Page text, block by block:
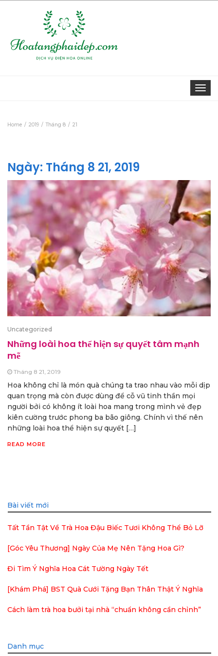
Home 2019 Tháng 8 21
Ngày: Tháng 8 21, 2019
Uncategorized
Những loài hoa thể hiện sự quyết tâm mạnh
mẽ
Tháng 8 21, 2019
Hoa không chỉ là món quà chúng ta trao nhau vào mỗi dịp
quan trọng mà còn được dùng để cỗ vũ tinh thần mọi
người bởi có không ít loài hoa mang trong mình vẻ đẹp
kiên cường trước phong ba bão giông. Chính vì thế nên
những loài hoa thể hiện sự quyết […]
READ MORE
Bài viết mới
Tất Tần Tật Về Trà Hoa Đậu Biếc Tươi Không Thể Bỏ Lỡ
[Góc Yêu Thương] Ngày Của Mẹ Nên Tặng Hoa Gì?
Đi Tìm Ý Nghĩa Hoa Cát Tường Ngày Tết
[Khám Phá] BST Quà Cưới Tặng Bạn Thân Thật Ý Nghĩa
Cách làm trà hoa bưởi tại nhà “chuẩn không cần chỉnh”
Danh mục